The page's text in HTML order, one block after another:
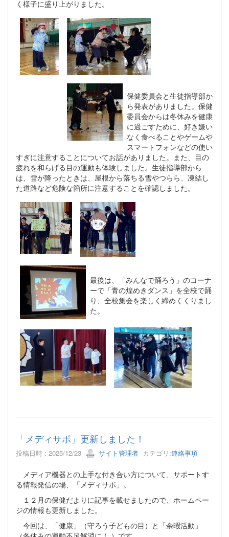
く様子に盛り上がりました。
保健委員会と生徒指導部か
ら発表がありました。保健
委員会からは冬休みを健康
に過ごすために、好き嫌い
なく食べることやゲームや
スマートフォンなどの使い
すぎに注意することについてお話がありました。また、目の
疲れを和らげる目の運動も体験しました。生徒指導部から
は、雪が降ったときは、屋根から落ちる雪やつらら、凍結し
た道路など危険な箇所に注意することを確認しました。
最後は、「みんなで踊ろう」のコーナ
ーで「青の煌めきダンス」を全校で踊
り、全校集会を楽しく締めくくりまし
た。
「メディサポ」更新しました！
投稿日時 : 2025/12/23 サイト管理者 カテゴリ:連絡事項
メディア機器との上手な付き合い方について、サポートす
る情報発信の場、「メディサポ」。
１２月の保健だよりに記事を載せましたので、ホームペー
ジの情報も更新しました。
今回は、「健康」（守ろう子どもの目）と「余暇活動」